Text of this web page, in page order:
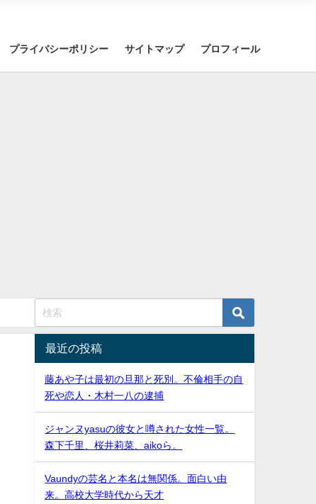
プライバシーポリシー サイトマップ プロフィール
最近の投稿
藤あや子は最初の旦那と死別。不倫相手の自
死や恋人・木村一八の逮捕
ジャンヌyasuの彼女と噂された女性一覧。
森下千里、桜井莉菜、aikoら。
Vaundyの芸名と本名は無関係。面白い由
来。高校大学時代から天才